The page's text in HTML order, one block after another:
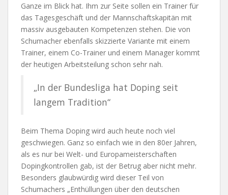
Ganze im Blick hat. Ihm zur Seite sollen ein Trainer für
das Tagesgeschäft und der Mannschaftskapitän mit
massiv ausgebauten Kompetenzen stehen. Die von
Schumacher ebenfalls skizzierte Variante mit einem
Trainer, einem Co-Trainer und einem Manager kommt
der heutigen Arbeitsteilung schon sehr nah.
„In der Bundesliga hat Doping seit
langem Tradition“
Beim Thema Doping wird auch heute noch viel
geschwiegen. Ganz so einfach wie in den 80er Jahren,
als es nur bei Welt- und Europameisterschaften
Dopingkontrollen gab, ist der Betrug aber nicht mehr.
Besonders glaubwürdig wird dieser Teil von
Schumachers „Enthüllungen über den deutschen